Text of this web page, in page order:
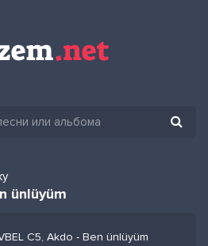
ünlüyüm
C5, Akdo - Ben ünlüyüm